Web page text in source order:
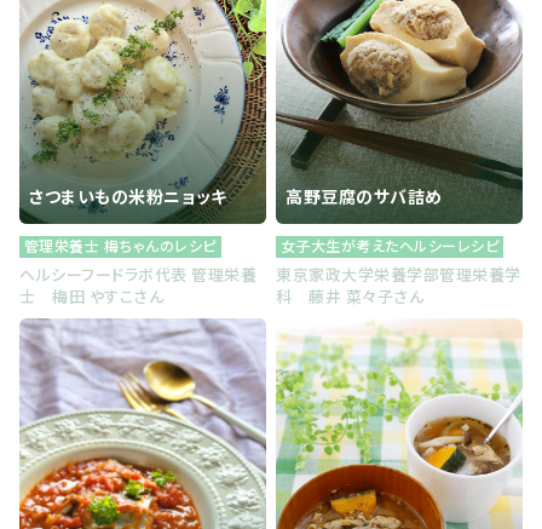
さつまいもの米粉ニョッキ
管理栄養士 梅ちゃんのレシピ
ヘルシーフードラボ代表 管理栄養
士 梅田 やすこさん
高野豆腐のサバ詰め
女子大生が考えたヘルシーレシピ
東京家政大学栄養学部管理栄養学
科 藤井 菜々子さん